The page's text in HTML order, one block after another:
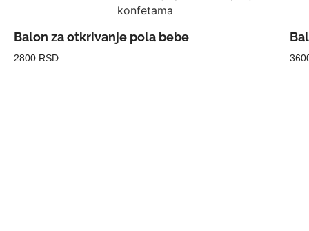
Balon za otkrivanje pola bebe
2800 RSD